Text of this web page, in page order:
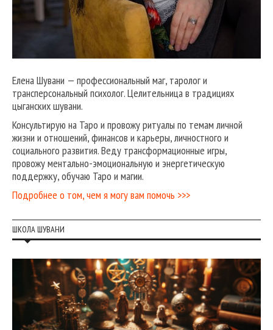
Елена Шувани — профессиональный маг, таролог и
трансперсональный психолог. Целительница в традициях
цыганских шувани.
Консультирую на Таро и провожу ритуалы по темам личной
жизни и отношений, финансов и карьеры, личностного и
социального развития. Веду трансформационные игры,
провожу ментально-эмоциональную и энергетическую
поддержку, обучаю Таро и магии.
Подробнее о том, чем я могу вам помочь >>>
ШКОЛА ШУВАНИ